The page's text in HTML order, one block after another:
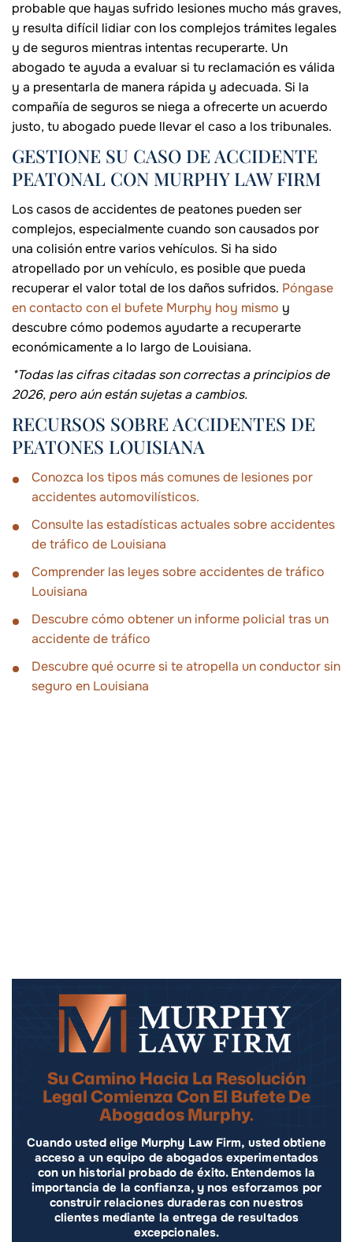
probable que hayas sufrido lesiones mucho más graves,
y resulta difícil lidiar con los complejos trámites legales
y de seguros mientras intentas recuperarte. Un
abogado te ayuda a evaluar si tu reclamación es válida
y a presentarla de manera rápida y adecuada. Si la
compañía de seguros se niega a ofrecerte un acuerdo
justo, tu abogado puede llevar el caso a los tribunales.
GESTIONE SU CASO DE ACCIDENTE
PEATONAL CON MURPHY LAW FIRM
Los casos de accidentes de peatones pueden ser
complejos, especialmente cuando son causados por
una colisión entre varios vehículos. Si ha sido
atropellado por un vehículo, es posible que pueda
recuperar el valor total de los daños sufridos. Póngase
en contacto con el bufete Murphy hoy mismo y
descubre cómo podemos ayudarte a recuperarte
económicamente a lo largo de Louisiana.
*Todas las cifras citadas son correctas a principios de
2026, pero aún están sujetas a cambios.
RECURSOS SOBRE ACCIDENTES DE
PEATONES LOUISIANA
Conozca los tipos más comunes de lesiones por
accidentes automovilísticos.
Consulte las estadísticas actuales sobre accidentes
de tráfico de Louisiana
Comprender las leyes sobre accidentes de tráfico
Louisiana
Descubre cómo obtener un informe policial tras un
accidente de tráfico
Descubre qué ocurre si te atropella un conductor sin
seguro en Louisiana
Su Camino Hacia La Resolución
Legal Comienza Con El Bufete De
Abogados Murphy.
Cuando usted elige Murphy Law Firm, usted obtiene
acceso a un equipo de abogados experimentados
con un historial probado de éxito. Entendemos la
importancia de la confianza, y nos esforzamos por
construir relaciones duraderas con nuestros
clientes mediante la entrega de resultados
excepcionales.